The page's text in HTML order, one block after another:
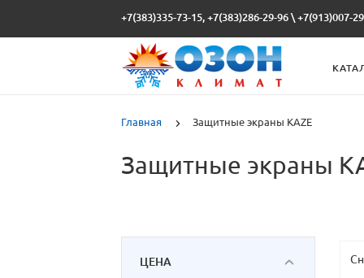
+7(383)335-73-15, +7(383)286-29-96 \+7(913)007-
Главная Защитные экраны KAZE
Защитные экраны
ЦЕНА